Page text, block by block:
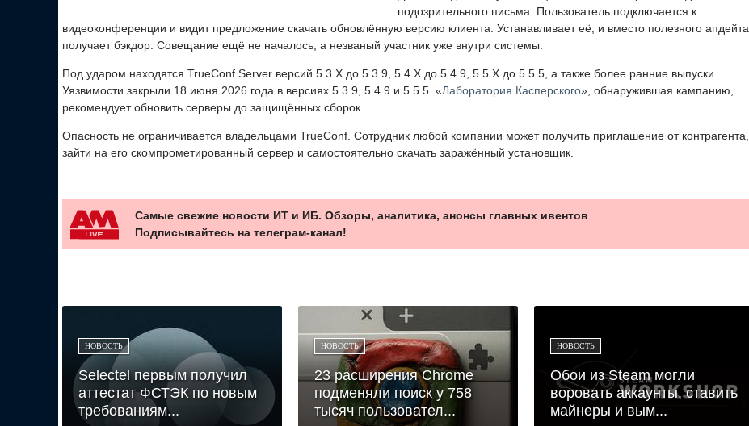
подозрительного письма. Пользователь подключается к
видеоконференции и видит предложение скачать обновлённую версию клиента. Устанавливает её, и вместо полезного апдейта
получает бэкдор. Совещание ещё не началось, а незваный участник уже внутри системы.
Под ударом находятся TrueConf Server версий 5.3.X до 5.3.9, 5.4.X до 5.4.9, 5.5.X до 5.5.5, а также более ранние выпуски.
Уязвимости закрыли 18 июня 2026 года в версиях 5.3.9, 5.4.9 и 5.5.5. «Лаборатория Касперского», обнаружившая кампанию,
рекомендует обновить серверы до защищённых сборок.
Опасность не ограничивается владельцами TrueConf. Сотрудник любой компании может получить приглашение от контрагента,
зайти на его скомпрометированный сервер и самостоятельно скачать заражённый установщик.
Самые свежие новости ИТ и ИБ. Обзоры, аналитика, анонсы главных ивентов
Подписывайтесь на телеграм-канал!
НОВОСТЬ
Selectel первым получил
аттестат ФСТЭК по новым
требованиям...
НОВОСТЬ
23 расширения Chrome
подменяли поиск у 758
тысяч пользовател...
НОВОСТЬ
Обои из Steam могли
воровать аккаунты, ставить
майнеры и вым...